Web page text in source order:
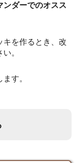
ンダーでのオスス
キを作るとき、改
。
す。